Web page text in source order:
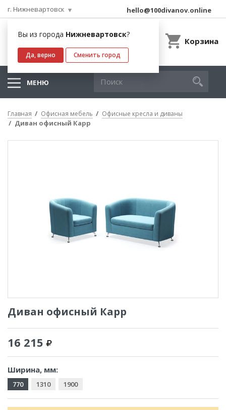
г. Нижневартовск
Вы из города Нижневартовск?
Да, верно Сменить город
hello@100divanov.online
Корзина
МЕНЮ
Главная Офисная мебель Офисные кресла и диваны
Диван офисный Карр
Диван офисный Карр
16 215
Ширина, мм:
770 1310 1900